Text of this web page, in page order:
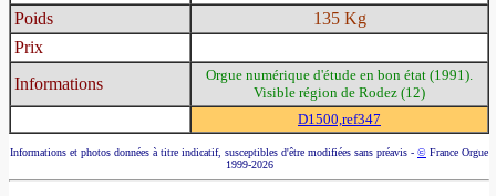
Poids
135 Kg
Prix
Informations
Orgue numérique d'étude en bon état (1991).
Visible région de Rodez (12)
D1500,ref347
Informations et photos données à titre indicatif, susceptibles d'être modifiées sans préavis - © France Orgue
1999-2026